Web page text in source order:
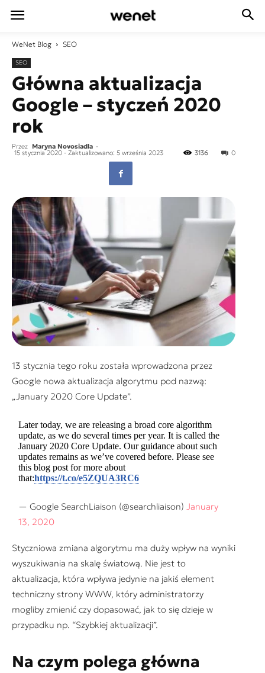
WeNet Blog SEO
SEO
Główna aktualizacja
Google – styczeń 2020
rok
Przez Maryna Novosiadla -
15 stycznia 2020 - Zaktualizowano: 5 września 2023 0
3136
13 stycznia tego roku została wprowadzona przez
Google nowa aktualizacja algorytmu pod nazwą:
„January 2020 Core Update”.
Later today, we are releasing a broad core algorithm
update, as we do several times per year. It is called the
January 2020 Core Update. Our guidance about such
updates remains as we’ve covered before. Please see
this blog post for more about
that:https://t.co/e5ZQUA3RC6
— Google SearchLiaison (@searchliaison)January
13, 2020
Styczniowa zmiana algorytmu ma duży wpływ na wyniki
wyszukiwania na skalę światową. Nie jest to
aktualizacja, która wpływa jedynie na jakiś element
techniczny strony WWW, który administratorzy
mogliby zmienić czy dopasować, jak to się dzieje w
przypadku np. “Szybkiej aktualizacji”.
Na czym polega główna